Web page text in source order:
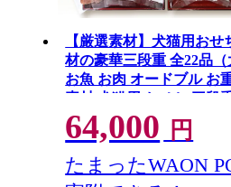
【厳選素材】犬猫用おせ
材の豪華三段重 全22品（
お魚 お肉 オードブル お
素材 犬猫用 おせち 三段
阪牛肺 鯛 入り 豪華 ペッ
料理 愛犬 愛猫 ペットフ
め合わせ 正月 年末年始
っちゃん 愛知県 小牧市
64,000 円
たまったWAON